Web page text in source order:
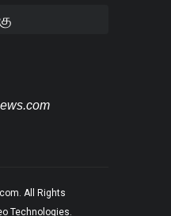
. All Rights
Technologies